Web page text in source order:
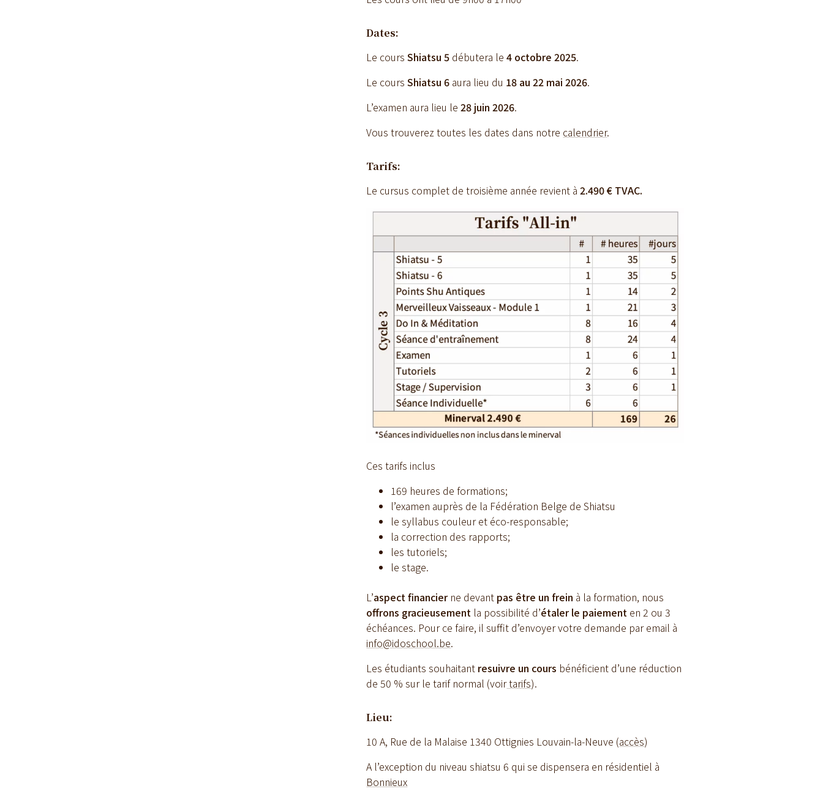
Dates:
Le cours Shiatsu 5 débutera le4 octobre 2025.
Le coursShiatsu 6 aura lieu du 18 au 22 mai 2026.
L’examen aura lieu le28 juin 2026.
Vous trouverez toutes les dates dans notre calendrier.
Tarifs:
Le cursus complet de troisième année revient à2.490 € TVAC.
Ces tarifs inclus
169 heures de formations;
l’examen auprès de la Fédération Belge de Shiatsu
le syllabus couleur et éco-responsable;
la correction des rapports;
les tutoriels;
le stage.
L’aspect financierne devant pas être un frein à la formation, nous
offrons gracieusement la possibilité d’étaler le paiement en 2 ou 3
échéances. Pour ce faire, il suffit d’envoyer votre demande par email à
info@idoschool.be.
Les étudiants souhaitant resuivre un cours bénéficient d’une réduction
de 50 % sur le tarif normal (voirtarifs).
Lieu:
10 A, Rue de la Malaise 1340 Ottignies Louvain-la-Neuve (accès)
A l’exception du niveau shiatsu 6 qui se dispensera en résidentiel à
Bonnieux